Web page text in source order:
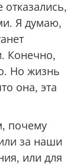
Я думаю,
Конечно,
Но жизнь
она, эта
почему
за наши
или для